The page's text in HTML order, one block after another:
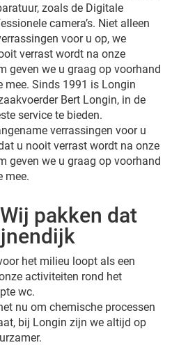
zoals de Digitale
camera’s. Niet alleen
voor u op, we
verrast wordt na onze
geven we u graag op voorhand
Sinds 1991 is Longin
Bert Longin, in de
service te bieden.
verrassingen voor u
u nooit verrast wordt na onze
geven we u graag op voorhand
mee.
pakken dat
het milieu loopt als een
activiteiten rond het
wc.
nu om chemische processen
bij Longin zijn we altijd op